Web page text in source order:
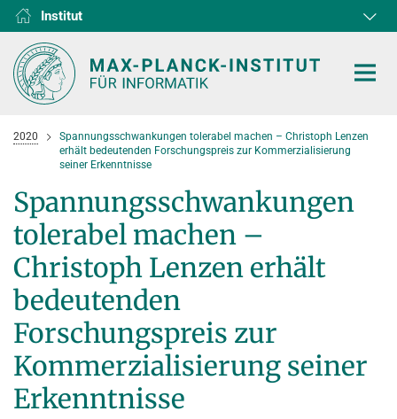
Institut
D1
D2
D3
D4
D5
D6
RG1
RG2
RG3
HOME
FORSCHUNG
ABTEILUNGEN
D1 Algorithms and Complexity
D2 Computer Vision and Machine Learning
D3 Internet Architecture
KOOPERATIONEN
FORSCHUNG
Computer Science at Max Planck
European Laboratory for Learning and Intelligent Systems (ELLIS
NEWS & EVENTS
AKTUELLES
AUSZEICHNUNGEN
PERSONEN
DIENSTE
2020
Spannungsschwankungen tolerabel machen – Christoph Lenzen
erhält bedeutenden Forschungspreis zur Kommerzialisierung
seiner Erkenntnisse
Spannungsschwankungen
tolerabel machen –
Christoph Lenzen erhält
bedeutenden
Forschungspreis zur
Kommerzialisierung seiner
Erkenntnisse